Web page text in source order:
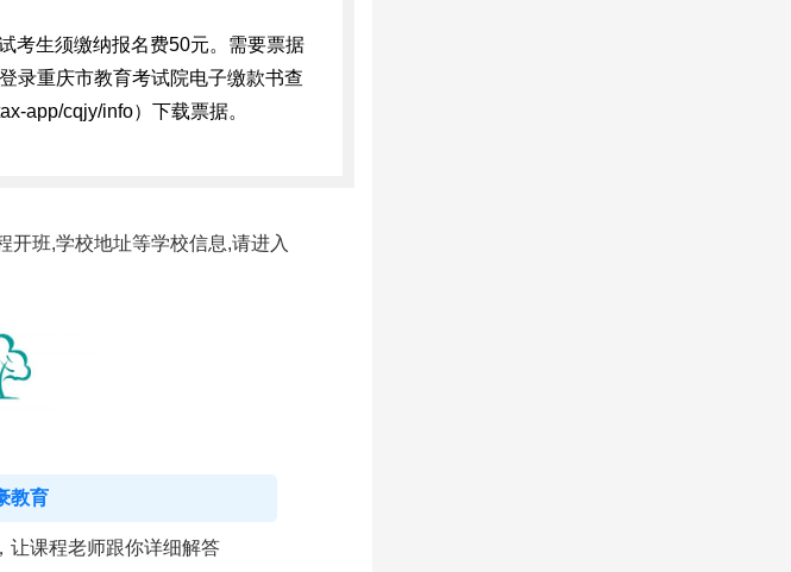
考生须缴纳报名费50元。需要票据
录重庆市教育考试院电子缴款书查
app/cqjy/info）下载票据。
开班,学校地址等学校信息,请进入
教育
让课程老师跟你详细解答